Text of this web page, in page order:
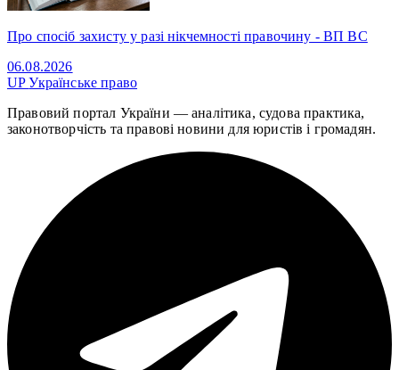
Про спосіб захисту у разі нікчемності правочину - ВП ВС
06.08.2026
UPУкраїнське право
Правовий портал України — аналітика, судова практика,
законотворчість та правові новини для юристів і громадян.